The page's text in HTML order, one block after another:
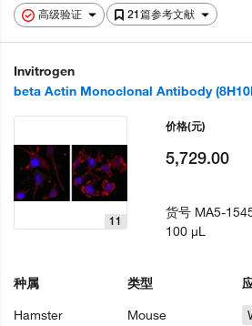
高级验证 21篇参考文献
Invitrogen
beta Actin Monoclonal Antibody
11
种属
Hamster
类型
Mouse
价格(元)
5,729.00
货号 MA5-
100 µL